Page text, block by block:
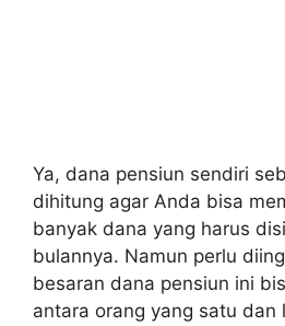
Ya, dana pensiun sendiri
dihitung agar Anda bisa
banyak dana yang harus
bulannya. Namun perlu
besaran dana pensiun ini
antara orang yang satu dan